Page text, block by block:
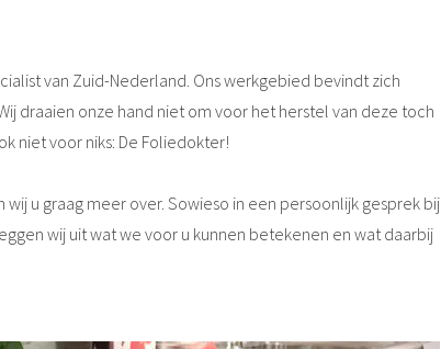
van Zuid-Nederland. Ons werkgebied bevindt zich
draaien onze hand niet om voor het herstel van deze toch
niet voor niks: De Foliedokter!
u graag meer over. Sowieso in een persoonlijk gesprek bij
wij uit wat we voor u kunnen betekenen en wat daarbij